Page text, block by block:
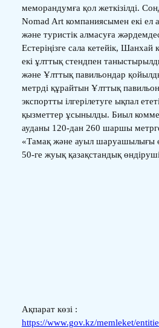
меморандумға қол жеткізілді.
Nomad Art компаниясымен екі ел
және туристік алмасуға
Естеріңізге сала кетейік, Шанхай
екі ұлттық стендпен
және Ұлттық павильондар
метрді құрайтын Ұлттық
экспортты ілгерілетуге ықпал
қызметтер ұсынылды. Биыл
ауданы 120-дан 260 шаршы
«Тамақ және ауыл шаруашылығы
50-ге жуық қазақстандық
Ақпарат көзі :
https://www.gov.kz/memleket/